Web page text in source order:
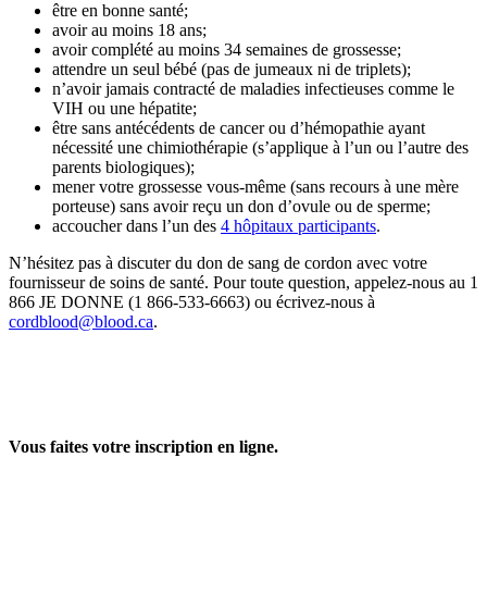
être en bonne santé;
avoir au moins 18 ans;
avoir complété au moins 34 semaines de grossesse;
attendre un seul bébé (pas de jumeaux ni de triplets);
n’avoir jamais contracté de maladies infectieuses comme le
VIH ou une hépatite;
être sans antécédents de cancer ou d’hémopathie ayant
nécessité une chimiothérapie (s’applique à l’un ou l’autre des
parents biologiques);
mener votre grossesse vous-même (sans recours à une mère
porteuse) sans avoir reçu un don d’ovule ou de sperme;
accoucher dans l’un des 4 hôpitaux participants.
N’hésitez pas à discuter du don de sang de cordon avec votre
fournisseur de soins de santé. Pour toute question, appelez-nous au 1
866 JE DONNE (1 866-533-6663) ou écrivez-nous à
cordblood@blood.ca.
Vous faites votre inscription en ligne.